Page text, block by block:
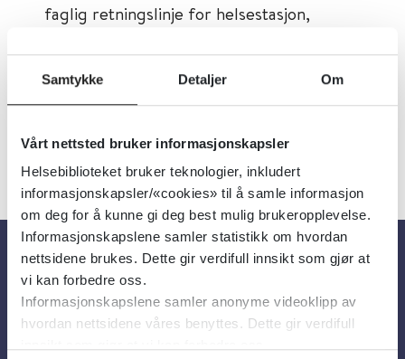
Samtykke Detaljer Om
Vårt nettsted bruker informasjonskapsler
Helsebiblioteket bruker teknologier, inkludert
informasjonskapsler/«cookies» til å samle informasjon
om deg for å kunne gi deg best mulig brukeropplevelse.
Informasjonskapslene samler statistikk om hvordan
nettsidene brukes. Dette gir verdifull innsikt som gjør at
vi kan forbedre oss.
Informasjonskapslene samler anonyme videoklipp av
hvordan nettsidene våres benyttes. Dette gir verdifull
faglig retningslinje for helsestasjon,
Om oss